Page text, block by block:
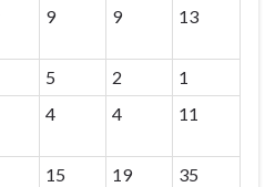
9 9 13
5 2
1
4 4 11
15 19 35